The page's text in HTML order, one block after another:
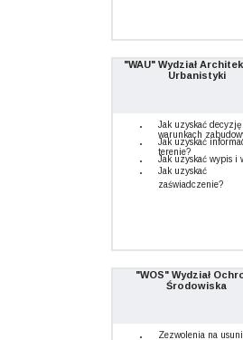
"WAU" Wydział
Urbanistyki
Jak uzyskać
warunkach
Jak uzyskać
terenie?
Jak uzyskać wypis i
Jak uzyskać
zaświadczenie?
"WOS" Wydział
Środowiska
Zezwolenia na